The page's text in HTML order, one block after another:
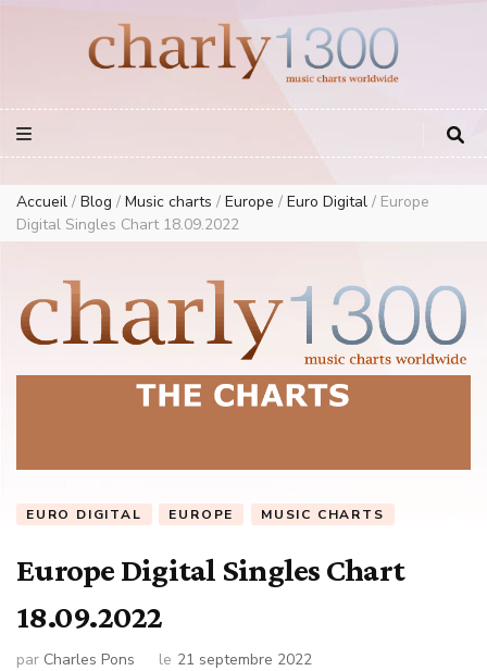
European Music Charts plus USA and Australia
Accueil / Blog / Music charts / Europe / Euro Digital / Europe
Digital Singles Chart 18.09.2022
EURO DIGITAL EUROPE MUSIC CHARTS
Europe Digital Singles Chart
18.09.2022
par Charles Pons le 21 septembre 2022